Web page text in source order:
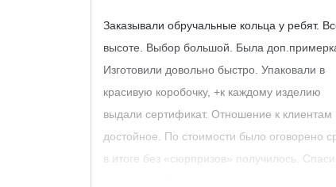
Заказывали обручальные кольца у ребят.
высоте. Выбор большой. Была
Изготовили довольно быстро. Упаковали в
красивую коробочку, +к каждому изделию
выдали сертификат. Отношение к клиентам
достойное. По стоимости было оговорено
в итоге без «сюрпризов» получилось.